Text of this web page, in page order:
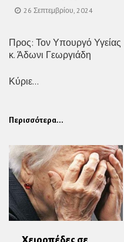
26 Σεπτεμβρίου, 2024
Προς: Τον Υπουργό Υγείας
κ. Άδωνι Γεωργιάδη
Κύριε...
Περισσότερα...